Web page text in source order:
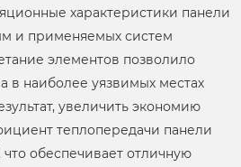
характеристики панели
и применяемых систем
элементов позволило
в наиболее уязвимых местах
увеличить экономию
теплопередачи панели
что обеспечивает отличную